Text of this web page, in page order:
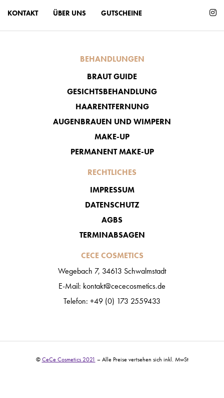
KONTAKT ÜBER UNS GUTSCHEINE
BEHANDLUNGEN
BRAUT GUIDE
GESICHTSBEHANDLUNG
HAARENTFERNUNG
AUGENBRAUEN UND WIMPERN
MAKE-UP
PERMANENT MAKE-UP
RECHTLICHES
IMPRESSUM
DATENSCHUTZ
AGBS
TERMINABSAGEN
CECE COSMETICS
Wegebach 7, 34613 Schwalmstadt
E-Mail: kontakt@cececosmetics.de
Telefon: +49 (0) 173 2559433
©CeCe Cosmetics 2021 – Alle Preise vertsehen sich inkl. MwSt​